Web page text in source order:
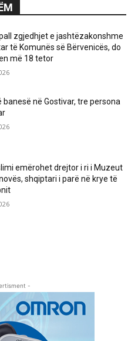
zgjedhjet e jashtëzakonshme
të Komunës së Bërvenicës, do
më 18 tetor
banesë në Gostivar, tre persona
emërohet drejtor i ri i Muzeut
shqiptari i parë në krye të
-